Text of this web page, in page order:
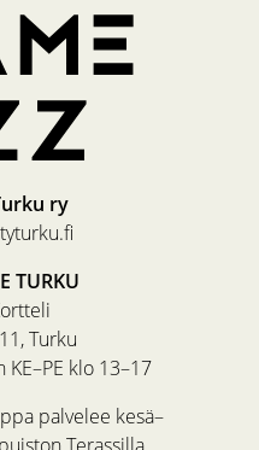
ry
TURKU
Turku
KE–PE klo 13–17
palvelee kesä–
Terassilla